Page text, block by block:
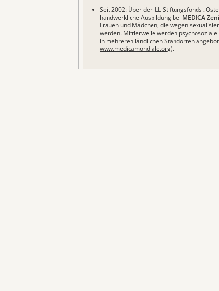
Seit 2002: Über den LL-Stiftungsfonds
handwerkliche Ausbildung bei MEDICA
Frauen und Mädchen, die wegen
werden. Mittlerweile werden
in mehreren ländlichen Standorten
www.medicamondiale.org).